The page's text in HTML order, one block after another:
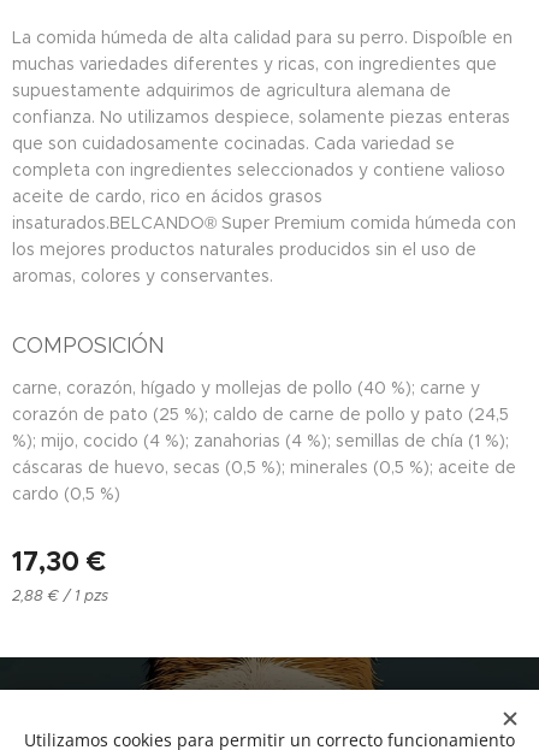
La comida húmeda de alta calidad para su perro. Dispoíble en
muchas variedades diferentes y ricas, con ingredientes que
supuestamente adquirimos de agricultura alemana de
confianza. No utilizamos despiece, solamente piezas enteras
que son cuidadosamente cocinadas. Cada variedad se
completa con ingredientes seleccionados y contiene valioso
aceite de cardo, rico en ácidos grasos
insaturados.BELCANDO® Super Premium comida húmeda con
los mejores productos naturales producidos sin el uso de
aromas, colores y conservantes.
COMPOSICIÓN
carne, corazón, hígado y mollejas de pollo (40 %); carne y
corazón de pato (25 %); caldo de carne de pollo y pato (24,5
%); mijo, cocido (4 %); zanahorias (4 %); semillas de chía (1 %);
cáscaras de huevo, secas (0,5 %); minerales (0,5 %); aceite de
cardo (0,5 %)
17,30 €
2,88 € / 1 pzs
Utilizamos cookies para permitir un correcto funcionamiento